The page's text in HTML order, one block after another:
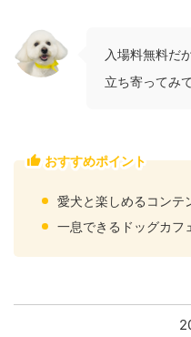
入場料無料だ
立ち寄ってみ
おすすめポイント
愛犬と楽しめるコンテ
一息できるドッグカフ